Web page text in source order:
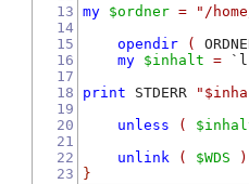
13
14
15
16
17
18
19
20
21
22
23
my $ordner =
"/
opendir
(
my $inhalt =
print STDERR
unless
(
unlink
( $WDS )
}